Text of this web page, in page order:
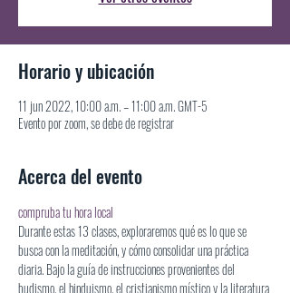
Horario y ubicación
11 jun 2022, 10:00 a.m. – 11:00 a.m. GMT-5
Evento por zoom, se debe de registrar
Acerca del evento
compruba tu hora local
Durante estas 13 clases, exploraremos qué es lo que se
busca con la meditación, y cómo consolidar una práctica
diaria. Bajo la guía de instrucciones provenientes del
budismo, el hinduismo, el cristianismo místico y la literatura